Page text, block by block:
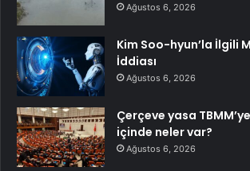
Ağustos 6, 2026
Kim Soo-hyun’la İlgili
İddiası
Ağustos 6, 2026
Çerçeve yasa
içinde neler var?
Ağustos 6, 2026